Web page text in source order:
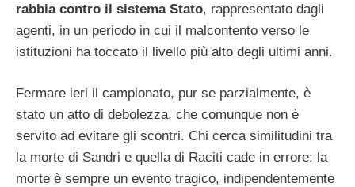
rabbia contro il sistema Stato, rappresentato dagli
agenti, in un periodo in cui il malcontento verso le
istituzioni ha toccato il livello più alto degli ultimi anni.
Fermare ieri il campionato, pur se parzialmente, è
stato un atto di debolezza, che comunque non è
servito ad evitare gli scontri. Chi cerca similitudini tra
la morte di Sandri e quella di Raciti cade in errore: la
morte è sempre un evento tragico, indipendentemente